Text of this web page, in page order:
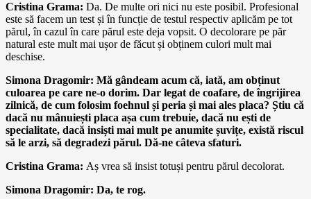
Cristina Grama: Da. De multe ori nici nu este posibil. Profesional
este să facem un test și în funcție de testul respectiv aplicăm pe tot
părul, în cazul în care părul este deja vopsit. O decolorare pe păr
natural este mult mai ușor de făcut și obținem culori mult mai
deschise.
Simona Dragomir: Mă gândeam acum că, iată, am obținut
culoarea pe care ne-o dorim. Dar legat de coafare, de îngrijirea
zilnică, de cum folosim foehnul și peria și mai ales placa? Știu că
dacă nu mânuiești placa așa cum trebuie, dacă nu ești de
specialitate, dacă insiști mai mult pe anumite șuvițe, există riscul
să le arzi, să degradezi părul. Dă-ne câteva sfaturi.
Cristina Grama: Aș vrea să insist totuși pentru părul decolorat.
Simona Dragomir: Da, te rog.